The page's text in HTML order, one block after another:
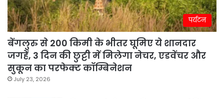
पर्यटन
बेंगलुरु से 200 किमी के भीतर घूमिए ये शानदार
जगहें, 3 दिन की छुट्टी में मिलेगा नेचर, एडवेंचर और
सुकून का परफेक्ट कॉम्बिनेशन
July 23, 2026